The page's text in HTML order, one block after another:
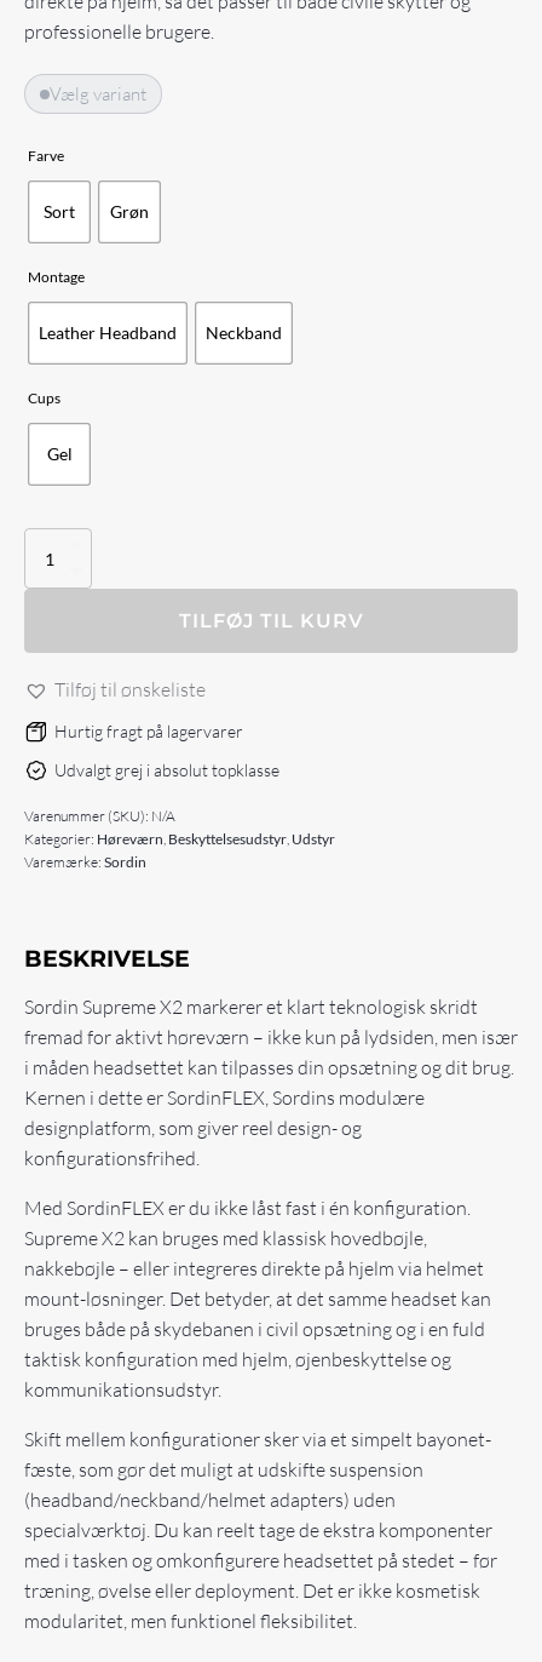
professionelle brugere.
Vælg variant
Farve
Sort Grøn
Montage
Leather Headband Neckband
Cups
Gel
Sordin
X2
TILFØJ TIL KURV
Tilføj til ønskeliste
Hurtig fragt på lagervarer
Udvalgt grej i absolut topklasse
Varenummer (SKU): N/A
Kategorier: Høreværn, Beskyttelsesudstyr, Udstyr
Varemærke: Sordin
BESKRIVELSE
Sordin Supreme X2 markerer et klart teknologisk skridt
fremad for aktivt høreværn – ikke kun på lydsiden, men især
i måden headsettet kan tilpasses din opsætning og dit brug.
Kernen i dette er SordinFLEX, Sordins modulære
designplatform, som giver reel design- og
konfigurationsfrihed.
Med SordinFLEX er du ikke låst fast i én konfiguration.
Supreme X2 kan bruges med klassisk hovedbøjle,
nakkebøjle – eller integreres direkte på hjelm via helmet
mount-løsninger. Det betyder, at det samme headset kan
bruges både på skydebanen i civil opsætning og i en fuld
taktisk konfiguration med hjelm, øjenbeskyttelse og
kommunikationsudstyr.
Skift mellem konfigurationer sker via et simpelt bayonet-
fæste, som gør det muligt at udskifte suspension
(headband/neckband/helmet adapters) uden
specialværktøj. Du kan reelt tage de ekstra komponenter
med i tasken og omkonfigurere headsettet på stedet – før
træning, øvelse eller deployment. Det er ikke kosmetisk
modularitet, men funktionel fleksibilitet.